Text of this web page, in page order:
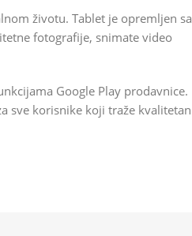
životu. Tablet je opremljen sa
fotografije, snimate video
Google Play prodavnice.
sve korisnike koji traže kvalitetan